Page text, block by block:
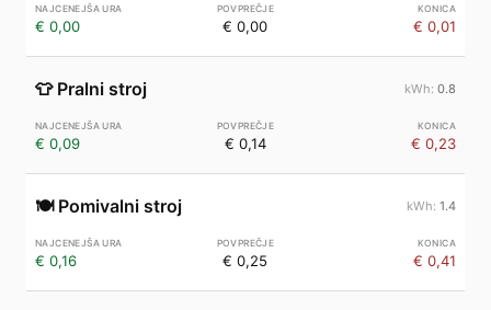
€ 0,00 € 0,00 € 0,01
👕 Pralni stroj 0.8
€ 0,09 € 0,14 € 0,23
🍽️ Pomivalni stroj 1.4
€ 0,16 € 0,25 € 0,41